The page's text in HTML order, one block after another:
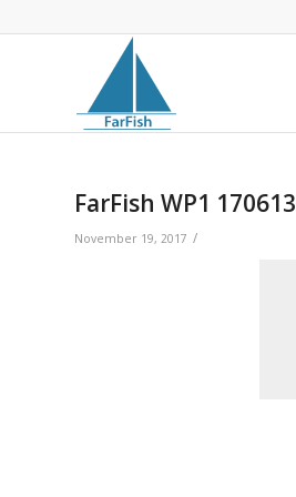
FarFish WP1 170613
November 19, 2017 /